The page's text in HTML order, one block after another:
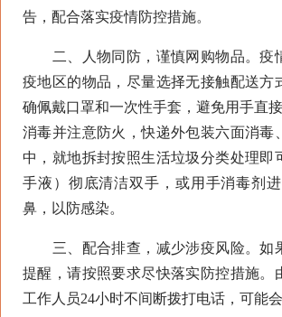
告，配合落实疫情防控措施。
二、人物同防，谨慎网购物品。疫
疫地区的物品，尽量选择无接触配送
确佩戴口罩和一次性手套，避免用手直
消毒并注意防火，快递外包装六面消
中，就地拆封按照生活垃圾分类处理
手液）彻底清洁双手，或用手消毒剂
鼻，以防感染。
三、配合排查，减少涉疫风险。如
提醒，请按照要求尽快落实防控措施
工作人员24小时不间断拨打电话，可能